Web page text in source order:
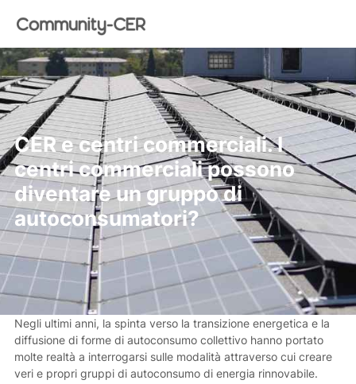
CER e centri commerciali. I
centri commerciali possono
diventare un gruppo di
autoconsumatori?
Negli ultimi anni, la spinta verso la transizione energetica e la
diffusione di forme di autoconsumo collettivo hanno portato
molte realtà a interrogarsi sulle modalità attraverso cui creare
veri e propri gruppi di autoconsumo di energia rinnovabile.